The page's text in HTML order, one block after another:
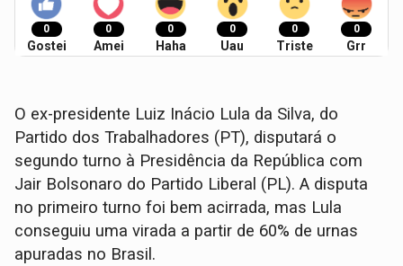
0
Gostei
0
Amei
0
Haha
0
Uau
0
Triste
0
Grr
O ex-presidente Luiz Inácio Lula da Silva, do
Partido dos Trabalhadores (PT), disputará o
segundo turno à Presidência da República com
Jair Bolsonaro do Partido Liberal (PL). A disputa
no primeiro turno foi bem acirrada, mas Lula
conseguiu uma virada a partir de 60% de urnas
apuradas no Brasil.